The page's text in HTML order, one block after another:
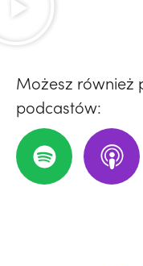
Możesz również
podcastów: